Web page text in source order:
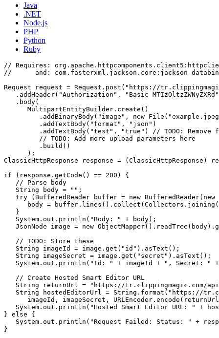
Java
.NET
Node.js
PHP
Python
Ruby
// Requires:
//      and: com.fasterxml.jackson.core:jackson-
Request request = Request.post("https://
.addHeader("Authorization", "Basic
   .body(
      MultipartEntityBuilder.create()
.addBinaryBody("image", new
         .addTextBody("format", "json")
.addTextBody("test", "true") // TODO: Remove
         // TODO: Add more upload parameters here
         .build()
      );
ClassicHttpResponse response = (ClassicHttpResponse)
if (response.getCode() == 200) {
   // Parse body
   String body = "";
try (BufferedReader buffer = new
body =
   }
   System.out.println("Body: " + body);
JsonNode image = new
   // TODO: Store these
   String imageId = image.get("id").asText();
   String imageSecret = image.get("secret").asText();
System.out.println("Id: " + imageId + ", Secret: "
   // Create Hosted Smart Editor URL
String returnUrl = "https://tr.clippingmagic.com/
String hostedEditorUrl = String.format("https://
imageId, imageSecret,
System.out.println("Hosted Smart Editor URL: " +
} else {
System.out.println("Request Failed: Status: " +